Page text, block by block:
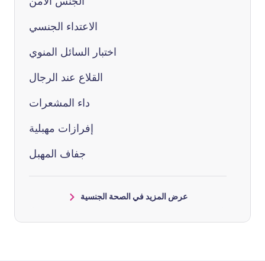
الاعتداء الجنسي
اختبار السائل المنوي
القلاع عند الرجال
داء المشعرات
إفرازات مهبلية
جفاف المهبل
عرض المزيد في الصحة الجنسية